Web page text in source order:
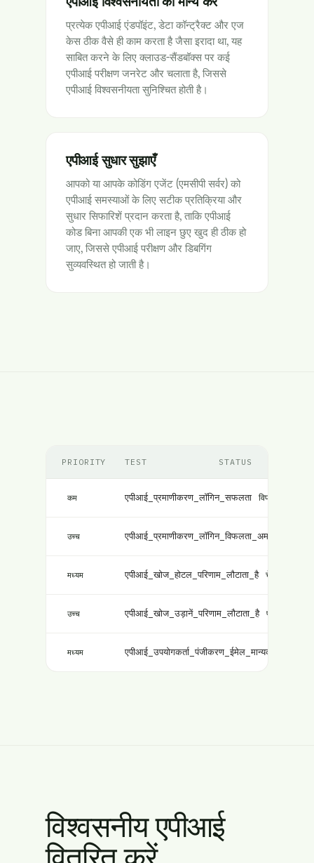
प्रत्येक एपीआई एंडपॉइंट, डेटा कॉन्ट्रैक्ट और एज
केस ठीक वैसे ही काम करता है जैसा इरादा था, यह
साबित करने के लिए क्लाउड-सैंडबॉक्स पर कई
एपीआई परीक्षण जनरेट और चलाता है, जिससे
एपीआई विश्वसनीयता सुनिश्चित होती है।
एपीआई सुधार सुझाएँ
आपको या आपके कोडिंग एजेंट (एमसीपी सर्वर) को
एपीआई समस्याओं के लिए सटीक प्रतिक्रिया और
सुधार सिफारिशें प्रदान करता है, ताकि एपीआई
कोड बिना आपकी एक भी लाइन छुए खुद ही ठीक हो
जाए, जिससे एपीआई परीक्षण और डिबगिंग
सुव्यवस्थित हो जाती है।
PRIORITY TEST STATUS
कम एपीआई_प्रमाणीकरण_लॉगिन_सफलता विफल
उच्च
मध्यम एपीआई_खोज_होटल_परिणाम_लौटाता_है चेतावनी
उच्च एपीआई_खोज_उड़ानें_परिणाम_लौटाता_है पास
मध्यम एपीआई_उपयोगकर्ता_पंजीकरण_ईमेल_मान्यकरण
विश्वसनीय एपीआई